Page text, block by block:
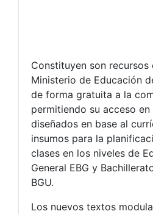
Constituyen son recursos
Ministerio de Educación
de forma gratuita a la
permitiendo su acceso en
diseñados en base al
insumos para la
clases en los niveles de
General EBG y
BGU.
Los nuevos textos